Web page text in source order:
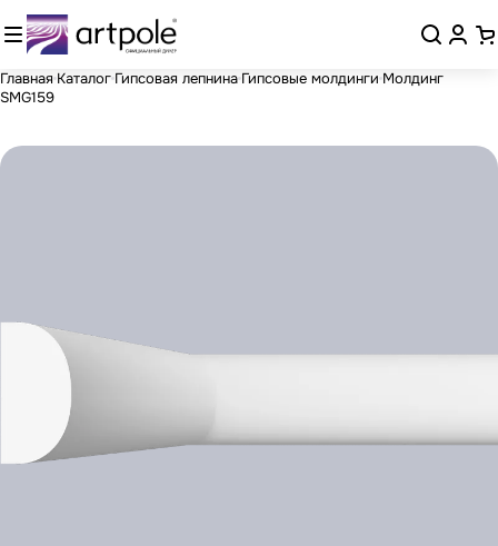
Главная Каталог Гипсовая лепнина Гипсовые молдинги Молдинг
SMG159